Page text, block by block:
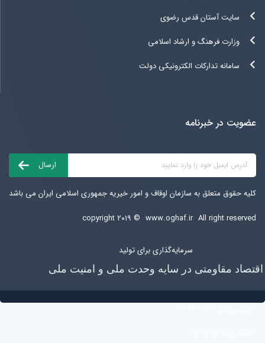
سایت آستان قدس رضوی
وزارت فرهنگ و ارشاد اسلامی
سامانه تدارکات الکترونیکی دولت
عضویت در خبرنامه
کلیه حقوق متعلق به سازمان اوقاف و امور خیریه جمهوری اسلامی ایران می باشد
copyright ۲۰۱۹ © www.oghaf.ir All right reserved
سرمایه‌گذاری برای تولید
اقتصاد مقاومتی در سایه وحدت ملی و امنیت ملی